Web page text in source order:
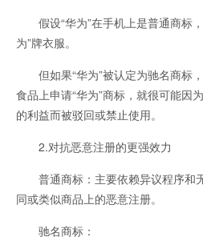
假设“华为”在手机上是普通商标
为”牌衣服。
但如果“华为”被认定为驰名商标
食品上申请“华为”商标，就很可能因
的利益而被驳回或禁止使用。
2.对抗恶意注册的更强效力
普通商标：主要依赖异议程序和
同或类似商品上的恶意注册。
驰名商标：